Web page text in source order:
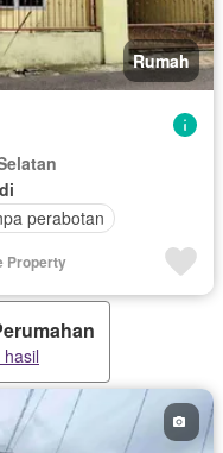
Rumah
perabotan
Property
hasil